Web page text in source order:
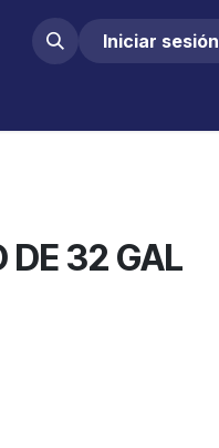
Iniciar sesión
DE 32 GAL